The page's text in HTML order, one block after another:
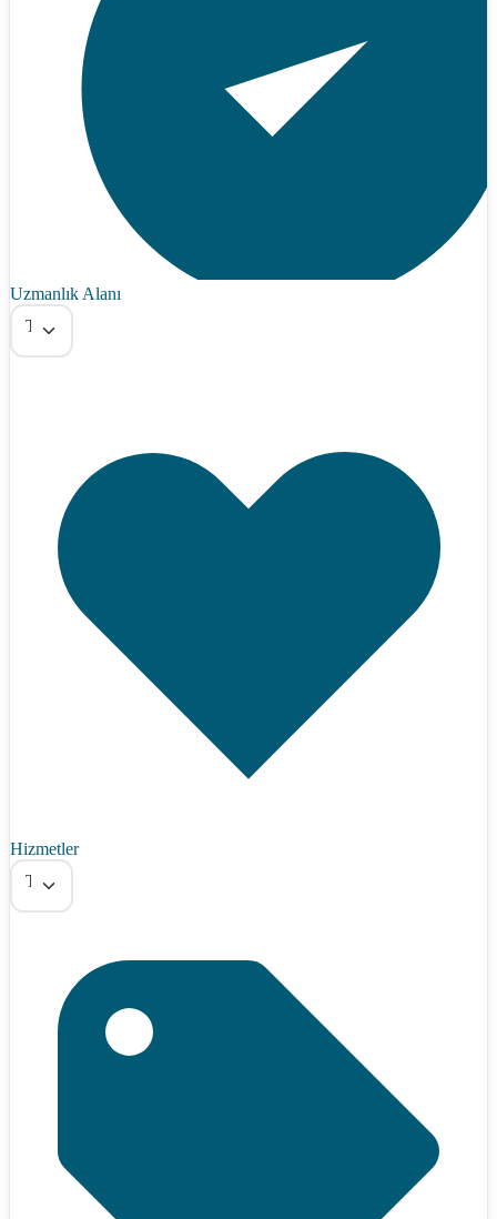
Uzmanlık Alanı
Tümü
Hizmetler
Tümü